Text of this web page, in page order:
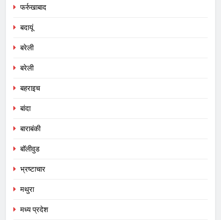
फर्रुखाबाद
बदायूं
बरेली
बरेली
बहराइच
बांदा
बाराबंकी
बॉलीवुड
भ्रष्टाचार
मथुरा
मध्य प्रदेश